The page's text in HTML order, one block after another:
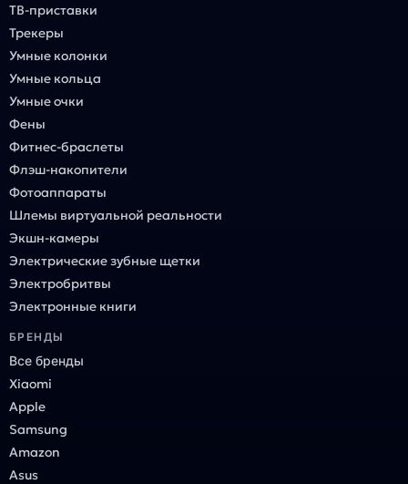
ТВ-приставки
Трекеры
Умные колонки
Умные кольца
Умные очки
Фены
Фитнес-браслеты
Флэш-накопители
Фотоаппараты
Шлемы виртуальной реальности
Экшн-камеры
Электрические зубные щетки
Электробритвы
Электронные книги
БРЕНДЫ
Все бренды
Xiaomi
Apple
Samsung
Amazon
Asus